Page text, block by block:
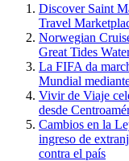
Discover Saint
Travel
Norwegian
Great Tides
La FIFA da
Mundial
Vivir de Viaje
desde
Cambios en la
ingreso de
contra el país